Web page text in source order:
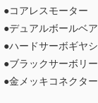
●コアレスモーター
●デュアルボールベ
●ハードサーボギヤ
●ブラックサーボリ
●金メッキコネクター